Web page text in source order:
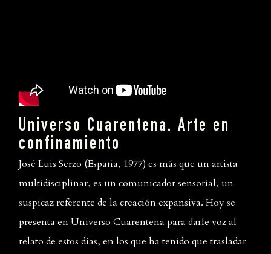
Universo Cuarentena. Arte en
confinamiento
José Luis Serzo (España, 1977) es más que un artista
multidisciplinar, es un comunicador sensorial, un
suspicaz referente de la creación expansiva. Hoy se
presenta en Universo Cuarentena para darle voz al
relato de estos días, en los que ha tenido que trasladar